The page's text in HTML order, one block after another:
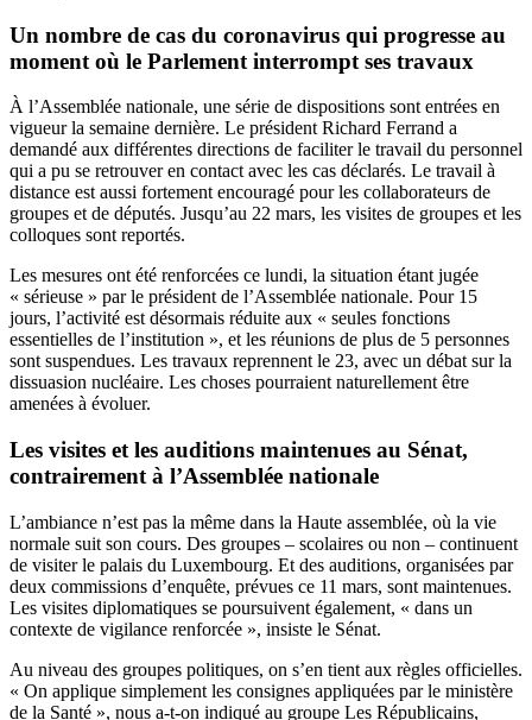
Un nombre de cas du coronavirus qui progresse au
moment où le Parlement interrompt ses travaux
À l’Assemblée nationale, une série de dispositions sont entrées en
vigueur la semaine dernière. Le président Richard Ferrand a
demandé aux différentes directions de faciliter le travail du personnel
qui a pu se retrouver en contact avec les cas déclarés. Le travail à
distance est aussi fortement encouragé pour les collaborateurs de
groupes et de députés. Jusqu’au 22 mars, les visites de groupes et les
colloques sont reportés.
Les mesures ont été renforcées ce lundi, la situation étant jugée
« sérieuse » par le président de l’Assemblée nationale. Pour 15
jours, l’activité est désormais réduite aux « seules fonctions
essentielles de l’institution », et les réunions de plus de 5 personnes
sont suspendues. Les travaux reprennent le 23, avec un débat sur la
dissuasion nucléaire. Les choses pourraient naturellement être
amenées à évoluer.
Les visites et les auditions maintenues au Sénat,
contrairement à l’Assemblée nationale
L’ambiance n’est pas la même dans la Haute assemblée, où la vie
normale suit son cours. Des groupes – scolaires ou non – continuent
de visiter le palais du Luxembourg. Et des auditions, organisées par
deux commissions d’enquête, prévues ce 11 mars, sont maintenues.
Les visites diplomatiques se poursuivent également, « dans un
contexte de vigilance renforcée », insiste le Sénat.
Au niveau des groupes politiques, on s’en tient aux règles officielles.
« On applique simplement les consignes appliquées par le ministère
de la Santé », nous a-t-on indiqué au groupe Les Républicains,